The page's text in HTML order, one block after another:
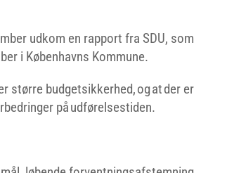
udkom en rapport fra SDU, som
i Københavns Kommune.
større budgetsikkerhed, og at der er
på udførelsestiden.